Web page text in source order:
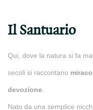
Il Santuario
Qui, dove la natura si fa
secoli si raccontano
devozione
Nato da una semplice